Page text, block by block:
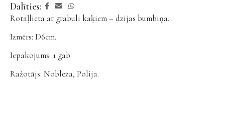
Dalīties:
Rotaļlieta ar grabuli kaķiem – dzijas bumbiņa.
Izmērs: D6cm.
Iepakojums: 1 gab.
Ražotājs: Nobleza, Polija.